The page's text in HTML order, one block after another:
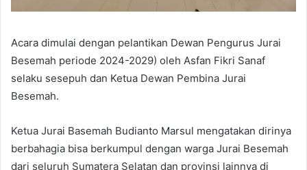
Acara dimulai dengan pelantikan Dewan Pengurus Jurai
Besemah periode 2024-2029) oleh Asfan Fikri Sanaf
selaku sesepuh dan Ketua Dewan Pembina Jurai
Besemah.
Ketua Jurai Basemah Budianto Marsul mengatakan dirinya
berbahagia bisa berkumpul dengan warga Jurai Besemah
dari seluruh Sumatera Selatan dan provinsi lainnya di